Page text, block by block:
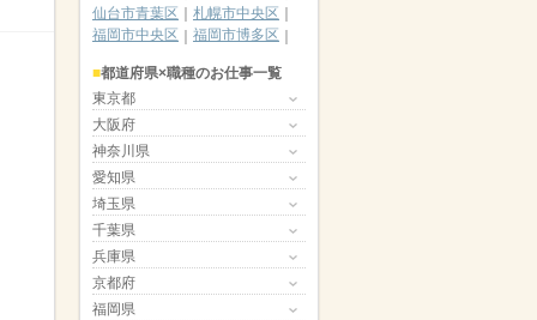
仙台市青葉区
札幌市中央区
福岡市中央区
福岡市博多区
都道府県×職種のお仕事一覧
東京都
大阪府
神奈川県
愛知県
埼玉県
千葉県
兵庫県
京都府
福岡県